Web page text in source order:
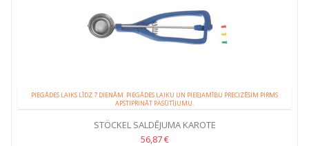
PIEGĀDES LAIKS LĪDZ 7 DIENĀM. PIEGĀDES LAIKU UN PIEEJAMĪBU PRECIZĒSIM PIRMS
APSTIPRINĀT PASŪTĪJUMU.
STÖCKEL SALDĒJUMA KAROTE
56,87 €